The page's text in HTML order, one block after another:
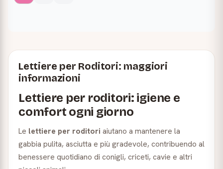
Lettiere per Roditori: maggiori
informazioni
Lettiere per roditori: igiene e
comfort ogni giorno
Le lettiere per roditori aiutano a mantenere la
gabbia pulita, asciutta e più gradevole, contribuendo al
benessere quotidiano di conigli, criceti, cavie e altri